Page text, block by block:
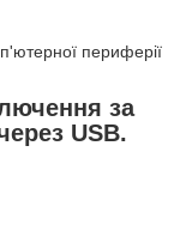
периферії
за
USB.